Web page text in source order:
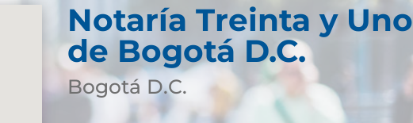
Notaría Treinta y Uno
de Bogotá D.C.
Bogotá D.C.